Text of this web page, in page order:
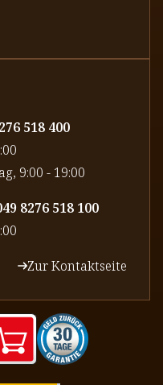
518 400
9:00 - 19:00
8276 518 100
Zur Kontaktseite